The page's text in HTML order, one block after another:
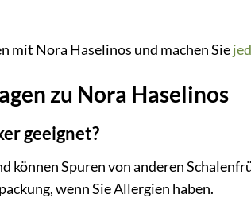
mit Nora Haselinos und machen Sie
zu Nora Haselinos
geeignet?
können Spuren von anderen
wenn Sie Allergien haben.